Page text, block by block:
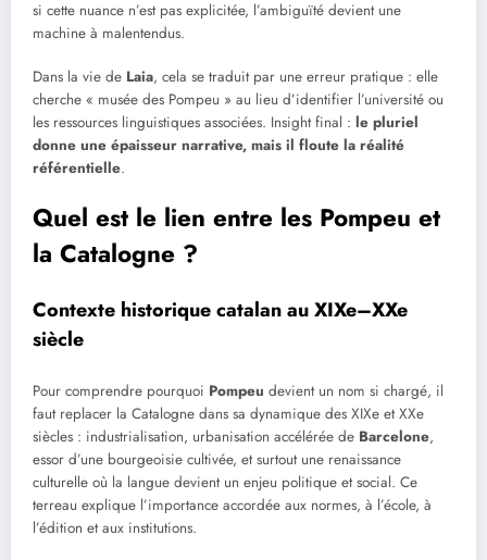
si cette nuance n’est pas explicitée, l’ambiguïté devient une
machine à malentendus.
Dans la vie de Laia, cela se traduit par une erreur pratique : elle
cherche « musée des Pompeu » au lieu d’identifier l’université ou
les ressources linguistiques associées. Insight final : le pluriel
donne une épaisseur narrative, mais il floute la réalité
référentielle.
Quel est le lien entre les Pompeu et
la Catalogne ?
Contexte historique catalan au XIXe–XXe
siècle
Pour comprendre pourquoi Pompeu devient un nom si chargé, il
faut replacer la Catalogne dans sa dynamique des XIXe et XXe
siècles : industrialisation, urbanisation accélérée de Barcelone,
essor d’une bourgeoisie cultivée, et surtout une renaissance
culturelle où la langue devient un enjeu politique et social. Ce
terreau explique l’importance accordée aux normes, à l’école, à
l’édition et aux institutions.